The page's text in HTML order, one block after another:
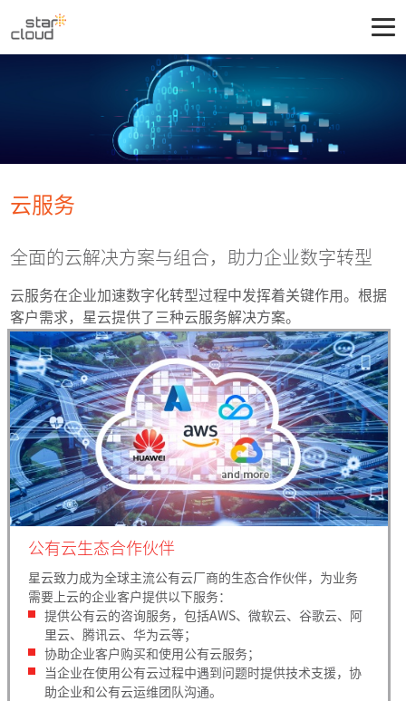
云服务
全面的云解决方案与组合，助力企业数字转型
云服务在企业加速数字化转型过程中发挥着关键作用。根据
客户需求，星云提供了三种云服务解决方案。
公有云生态合作伙伴
星云致力成为全球主流公有云厂商的生态合作伙伴，为业务
需要上云的企业客户提供以下服务：
提供公有云的咨询服务，包括AWS、微软云、谷歌云、阿
里云、腾讯云、华为云等；
协助企业客户购买和使用公有云服务；
当企业在使用公有云过程中遇到问题时提供技术支援，协
助企业和公有云运维团队沟通。